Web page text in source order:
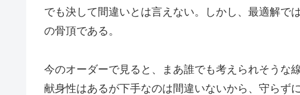
でも決して間違いとは言えない。しかし、最適解で
の骨頂である。
今のオーダーで見ると、まあ誰でも考えられそうな
献身性はあるが下手なのは間違いないから、守らず